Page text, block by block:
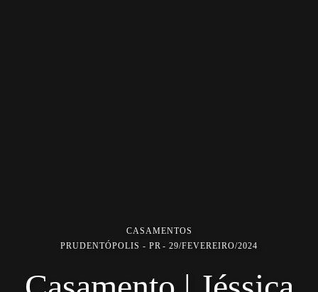
CASAMENTOS
PRUDENTÓPOLIS - PR
29/FEVEREIRO/2024